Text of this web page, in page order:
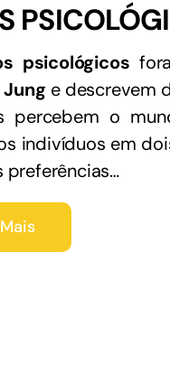
psicológicos
e descrevem
percebem o
indivíduos em
preferências…